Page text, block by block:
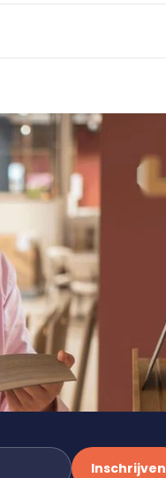
Inschrijven